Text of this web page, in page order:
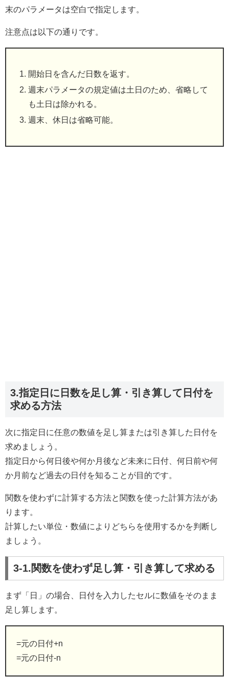
末のパラメータは空白で指定します。
注意点は以下の通りです。
開始日を含んだ日数を返す。
週末パラメータの規定値は土日のため、省略して
も土日は除かれる。
週末、休日は省略可能。
3.指定日に日数を足し算・引き算して日付を
求める方法
次に指定日に任意の数値を足し算または引き算した日付を
求めましょう。
指定日から何日後や何か月後など未来に日付、何日前や何
か月前など過去の日付を知ることが目的です。
関数を使わずに計算する方法と関数を使った計算方法があ
ります。
計算したい単位・数値によりどちらを使用するかを判断し
ましょう。
3-1.関数を使わず足し算・引き算して求める
まず「日」の場合、日付を入力したセルに数値をそのまま
足し算します。
=元の日付+n
=元の日付-n